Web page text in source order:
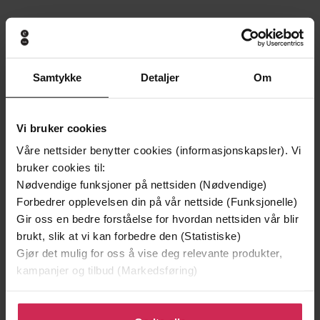
Samtykke Detaljer Om
Vi bruker cookies
Våre nettsider benytter cookies (informasjonskapsler). Vi
bruker cookies til:
Nødvendige funksjoner på nettsiden (Nødvendige)
Forbedrer opplevelsen din på vår nettside (Funksjonelle)
Gir oss en bedre forståelse for hvordan nettsiden vår blir
brukt, slik at vi kan forbedre den (Statistiske)
Gjør det mulig for oss å vise deg relevante produkter,
kampanjer og tilbud (Markedsføring)
Klikk på «Godta alle» for å gi oss ditt samtykke til å
Andre har også kjøpt
199,-
349,-